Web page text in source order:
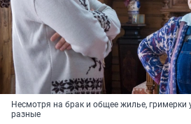
Несмотря на брак и общее жилье, гримерки
разные